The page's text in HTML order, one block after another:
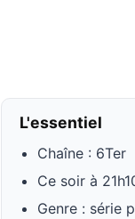
L'essentiel
Chaîne : 6Ter
Ce soir à
Genre : série